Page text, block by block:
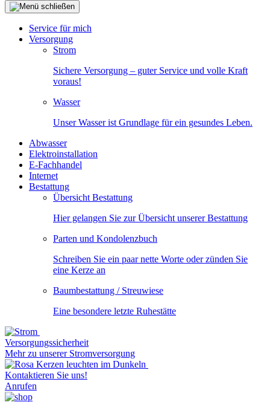
Service für mich
Versorgung
Strom
Sichere Versorgung – guter Service und volle Kraft
voraus!
Wasser
Unser Wasser ist Grundlage für ein gesundes Leben.
Abwasser
Elektroinstallation
E-Fachhandel
Internet
Bestattung
Übersicht Bestattung
Hier gelangen Sie zur Übersicht unserer Bestattung
Parten und Kondolenzbuch
Schreiben Sie ein paar nette Worte oder zünden Sie
eine Kerze an
Baumbestattung / Streuwiese
Eine besondere letzte Ruhestätte
Versorgungssicherheit
Mehr zu unserer Stromversorgung
Kontaktieren Sie uns!
Anrufen